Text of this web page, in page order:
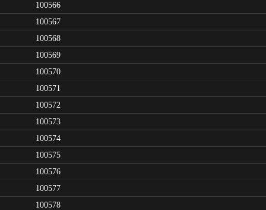
100566
100567
100568
100569
100570
100571
100572
100573
100574
100575
100576
100577
100578